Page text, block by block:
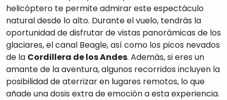
helicóptero te permite admirar este espectáculo
natural desde lo alto. Durante el vuelo, tendrás la
oportunidad de disfrutar de vistas panorámicas de los
glaciares, el canal Beagle, así como los picos nevados
de la Cordillera de los Andes. Además, si eres un
amante de la aventura, algunos recorridos incluyen la
posibilidad de aterrizar en lugares remotos, lo que
añade una dosis extra de emoción a esta experiencia.